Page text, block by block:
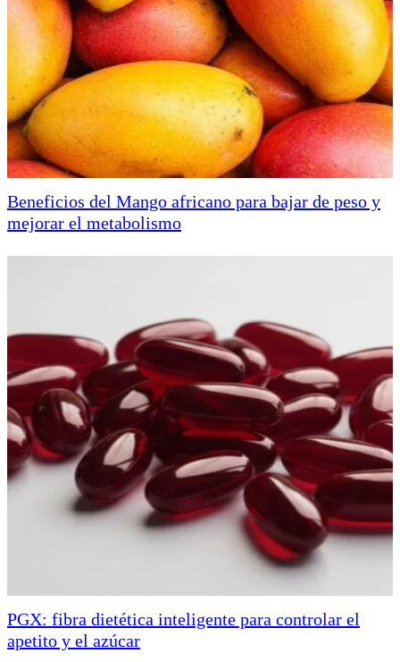
Beneficios del Mango africano para bajar de peso y
mejorar el metabolismo
PGX: fibra dietética inteligente para controlar el
apetito y el azúcar